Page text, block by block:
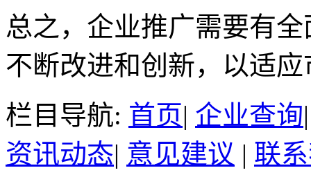
总之，企业推广需要有
不断改进和创新，以适
栏目导航: 首页| 企业查询
资讯动态| 意见建议 | 联